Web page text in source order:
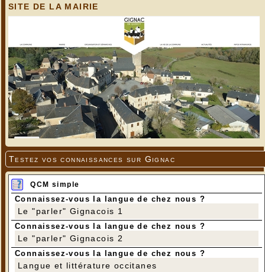
SITE DE LA MAIRIE
Testez vos connaissances sur Gignac
QCM simple
Connaissez-vous la langue de chez nous ?
Le "parler" Gignacois 1
Connaissez-vous la langue de chez nous ?
Le "parler" Gignacois 2
Connaissez-vous la langue de chez nous ?
Langue et littérature occitanes